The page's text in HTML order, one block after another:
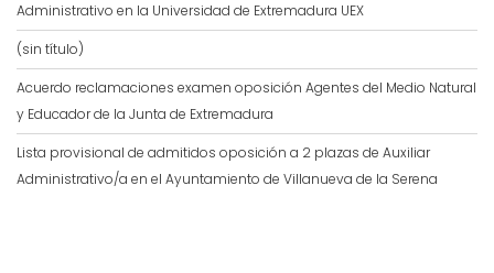
Administrativo en la Universidad de Extremadura UEX
(sin título)
Acuerdo reclamaciones examen oposición Agentes del Medio Natural
y Educador de la Junta de Extremadura
Lista provisional de admitidos oposición a 2 plazas de Auxiliar
Administrativo/a en el Ayuntamiento de Villanueva de la Serena